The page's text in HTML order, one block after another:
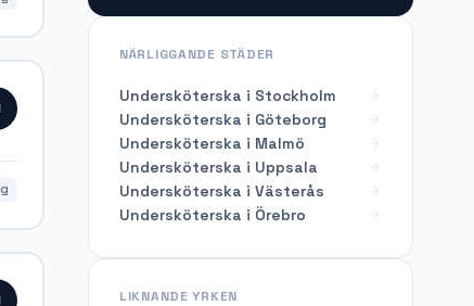
NÄRLIGGANDE STÄDER
Undersköterska i Stockholm
Undersköterska i Göteborg
Undersköterska i Malmö
Undersköterska i Uppsala
Undersköterska i Västerås
Undersköterska i Örebro
LIKNANDE YRKEN